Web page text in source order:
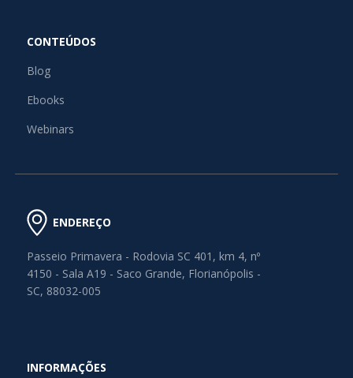
CONTEÚDOS
Blog
Ebooks
Webinars
ENDEREÇO
Passeio Primavera - Rodovia SC 401, km 4, nº
4150 - Sala A19 - Saco Grande, Florianópolis -
SC, 88032-005
INFORMAÇÕES